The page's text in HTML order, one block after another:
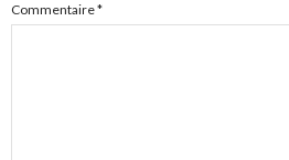
Commentaire*